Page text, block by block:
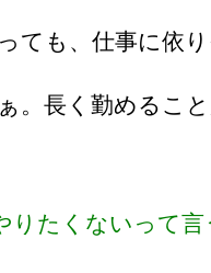
ても、仕事に依
。長く勤めるこ
りたくないって言